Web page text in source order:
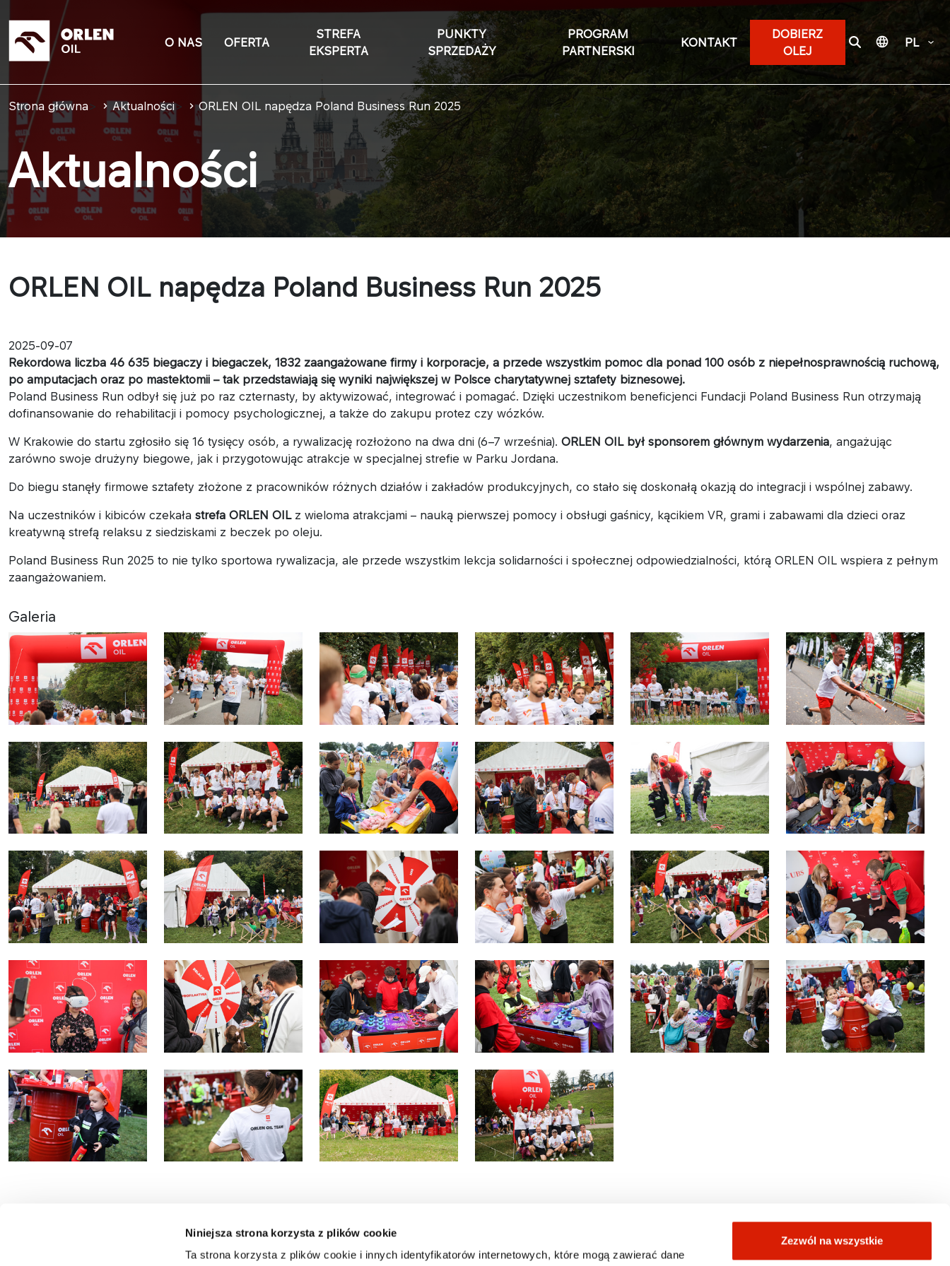
Niniejsza strona korzysta z plików cookie
Ta strona korzysta z plików cookie i innych identyfikatorów internetowych, które mogą zawierać dane
Zezwól na wszystkie
O NAS OFERTA
STREFA
EKSPERTA
PUNKTY
SPRZEDAŻY
PROGRAM
PARTNERSKI
KONTAKT
DOBIERZ
OLEJ
PL
Strona główna> Aktualności> ORLEN OIL napędza Poland Business Run 2025
Aktualności
ORLEN OIL napędza Poland Business Run 2025
2025-09-07
Rekordowa liczba 46 635 biegaczy i biegaczek, 1832 zaangażowane firmy i korporacje, a przede wszystkim pomoc dla ponad 100 osób z niepełnosprawnością ruchową,
po amputacjach oraz po mastektomii – tak przedstawiają się wyniki największej w Polsce charytatywnej sztafety biznesowej.
Poland Business Run odbył się już po raz czternasty, by aktywizować, integrować i pomagać. Dzięki uczestnikom beneficjenci Fundacji Poland Business Run otrzymają
dofinansowanie do rehabilitacji i pomocy psychologicznej, a także do zakupu protez czy wózków.
W Krakowie do startu zgłosiło się 16 tysięcy osób, a rywalizację rozłożono na dwa dni (6–7 września). ORLEN OIL był sponsorem głównym wydarzenia, angażując
zarówno swoje drużyny biegowe, jak i przygotowując atrakcje w specjalnej strefie w Parku Jordana.
Do biegu stanęły firmowe sztafety złożone z pracowników różnych działów i zakładów produkcyjnych, co stało się doskonałą okazją do integracji i wspólnej zabawy.
Na uczestników i kibiców czekała strefa ORLEN OILz wieloma atrakcjami – nauką pierwszej pomocy i obsługi gaśnicy, kącikiem VR, grami i zabawami dla dzieci oraz
kreatywną strefą relaksu z siedziskami z beczek po oleju.
Poland Business Run 2025 to nie tylko sportowa rywalizacja, ale przede wszystkim lekcja solidarności i społecznej odpowiedzialności, którą ORLEN OIL wspiera z pełnym
zaangażowaniem.
Galeria
ORLEN OIL Sp. z o.o.